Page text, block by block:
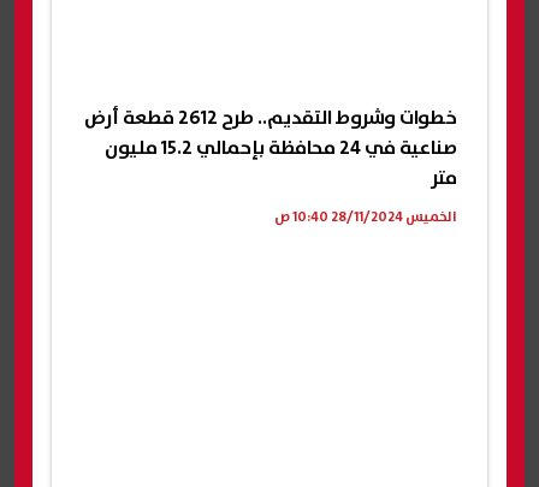
خطوات وشروط التقديم.. طرح 2612 قطعة أرض
صناعية في 24 محافظة بإحمالي 15.2 مليون
متر
الخميس 28/11/2024 10:40 ص